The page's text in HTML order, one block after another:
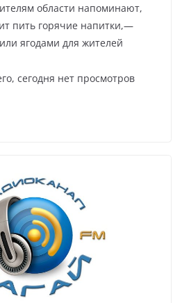
области напоминают,
пить горячие напитки,—
ягодами для жителей
сегодня нет просмотров